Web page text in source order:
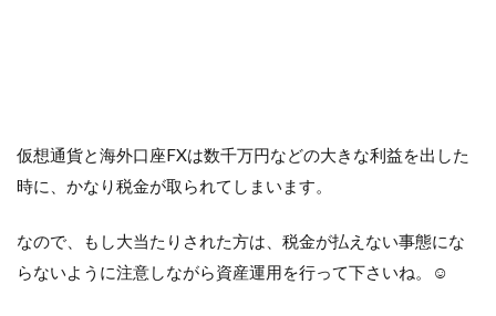
仮想通貨と海外口座FXは数千万円などの大きな利益を出した
時に、かなり税金が取られてしまいます。
なので、もし大当たりされた方は、税金が払えない事態にな
らないように注意しながら資産運用を行って下さいね。☺︎